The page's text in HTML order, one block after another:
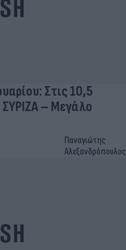
Στις 10,5
– Μεγάλο
Παναγιώτης
Αλεξανδρόπουλος